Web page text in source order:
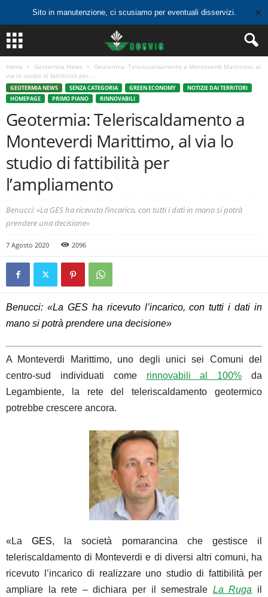
Sito in manutenzione, ci scusiamo per eventuali disservizi. ✕
Home Geotermia News
Geotermia: Teleriscaldamento a Monteverdi Marittimo, al
via lo studio di fattibilità per...
GEOTERMIA NEWS SENZA CATEGORIA GREEN ECONOMY
NOTIZIE DAI TERRITORI
HOMEPAGE
PRIMO PIANO RINNOVABILI
Geotermia: Teleriscaldamento a
Monteverdi Marittimo, al via lo
studio di fattibilità per
l’ampliamento
Benucci: «La GES ha ricevuto l’incarico, con tutti i dati in mano si potrà
prendere una decisione»
7 Agosto 2020 2096
Benucci: «La GESha ricevuto l’incarico, con tutti i dati in
mano si potrà prendere una decisione»
A Monteverdi Marittimo, uno degli unici sei Comuni del
centro-sud individuati come rinnovabili al 100% da
Legambiente, la rete del teleriscaldamento geotermico
potrebbe crescere ancora.
«LaGES, la società pomarancina che gestisce il
teleriscaldamento di Monteverdi e di diversi altri comuni, ha
ricevuto l’incarico di realizzare uno studio di fattibilità per
ampliare la rete – dichiara per il semestrale La Ruga il